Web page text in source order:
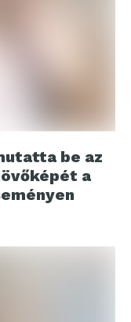
be az
a